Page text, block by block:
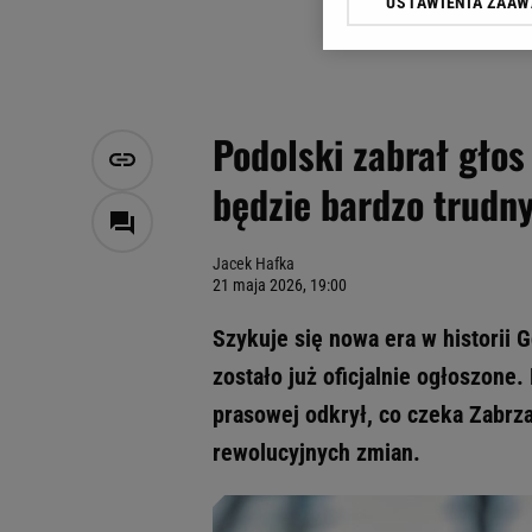
Podolski zabrał
będzie bardzo
Jacek Hafka
21 maja 2026, 19:00
Szykuje się nowa era w historii
zostało już oficjalnie
prasowej odkrył, co czeka
rewolucyjnych zmian.
Klikając „Akceptuję”
Zaufanych Partnerów i
My, nasi Zaufani
Użycie dokładnych
Przechowywanie